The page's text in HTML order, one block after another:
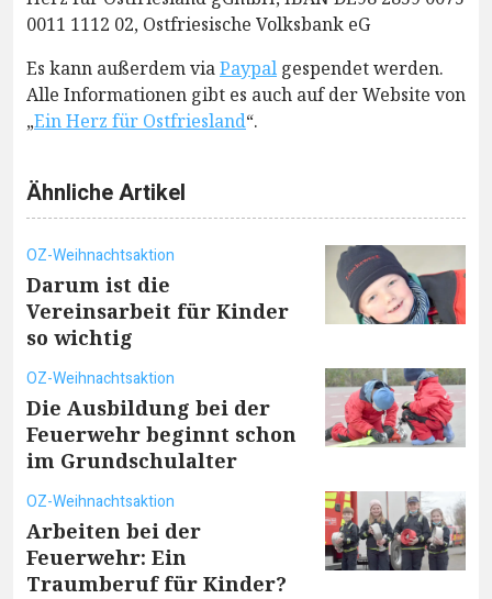
0011 1112 02, Ostfriesische Volksbank eG
Es kann außerdem viaPaypal gespendet werden.
Alle Informationen gibt es auch auf der Website von
„Ein Herz für Ostfriesland“.
Ähnliche Artikel
OZ-Weihnachtsaktion
Darum ist die
Vereinsarbeit für Kinder
so wichtig
OZ-Weihnachtsaktion
Die Ausbildung bei der
Feuerwehr beginnt schon
im Grundschulalter
OZ-Weihnachtsaktion
Arbeiten bei der
Feuerwehr: Ein
Traumberuf für Kinder?